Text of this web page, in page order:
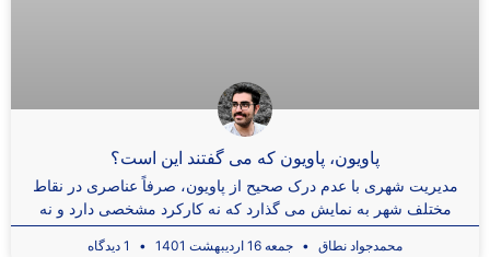
پاویون، پاویون که می گفتند این است؟
مدیریت شهری با عدم درک صحیح از پاویون، صرفاً عناصری در نقاط
مختلف شهر به نمایش می گذارد که نه کارکرد مشخصی دارد و نه
محمدجواد نطاق جمعه 16 اردیبهشت 1401